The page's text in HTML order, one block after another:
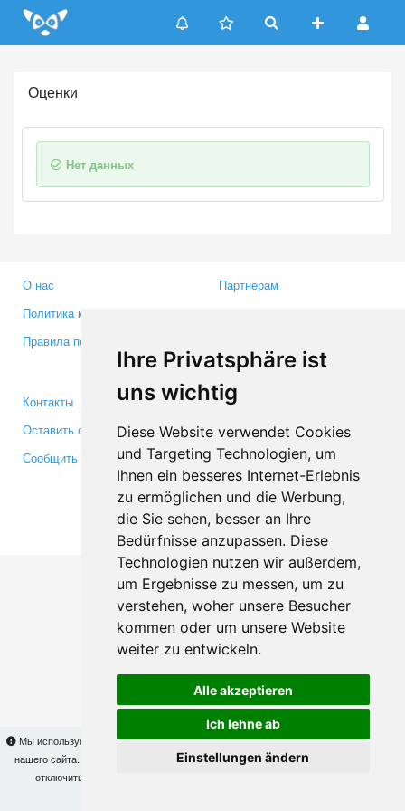
Ihre Privatsphäre ist
uns wichtig
Diese Website verwendet Cookies
und Targeting Technologien, um
Ihnen ein besseres Internet-Erlebnis
zu ermöglichen und die Werbung,
die Sie sehen, besser an Ihre
Bedürfnisse anzupassen. Diese
Technologien nutzen wir außerdem,
um Ergebnisse zu messen, um zu
verstehen, woher unsere Besucher
kommen oder um unsere Website
weiter zu entwickeln.
Alle akzeptieren
Ich lehne ab
Einstellungen ändern
Update cookies preferences
Мы используем cookies для того, чтобы Вы могли использовать весь функционал
нашего сайта. На
Вы сможете узнать подробности и, при желании,
отключить использование cookies. Продолжая пользоваться сайтом, Вы
Оценки
Нет данных
О нас
Политика конфиденциальности
Правила пользования
Партнерам
Медиа
Контакты
Оставить отзыв
Сообщить об ошибке
Facebook
Twitter
YouTube
Google+
Makis© Copyright 2026